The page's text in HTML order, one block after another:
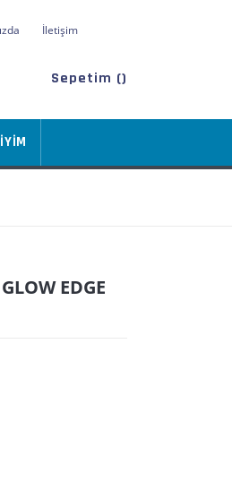
İletişim
Sepetim ()
EDGE